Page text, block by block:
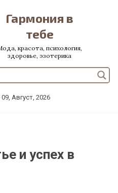
Гармония в
тебе
красота, психология,
здоровье, эзотерика
Август, 2026
и успех в